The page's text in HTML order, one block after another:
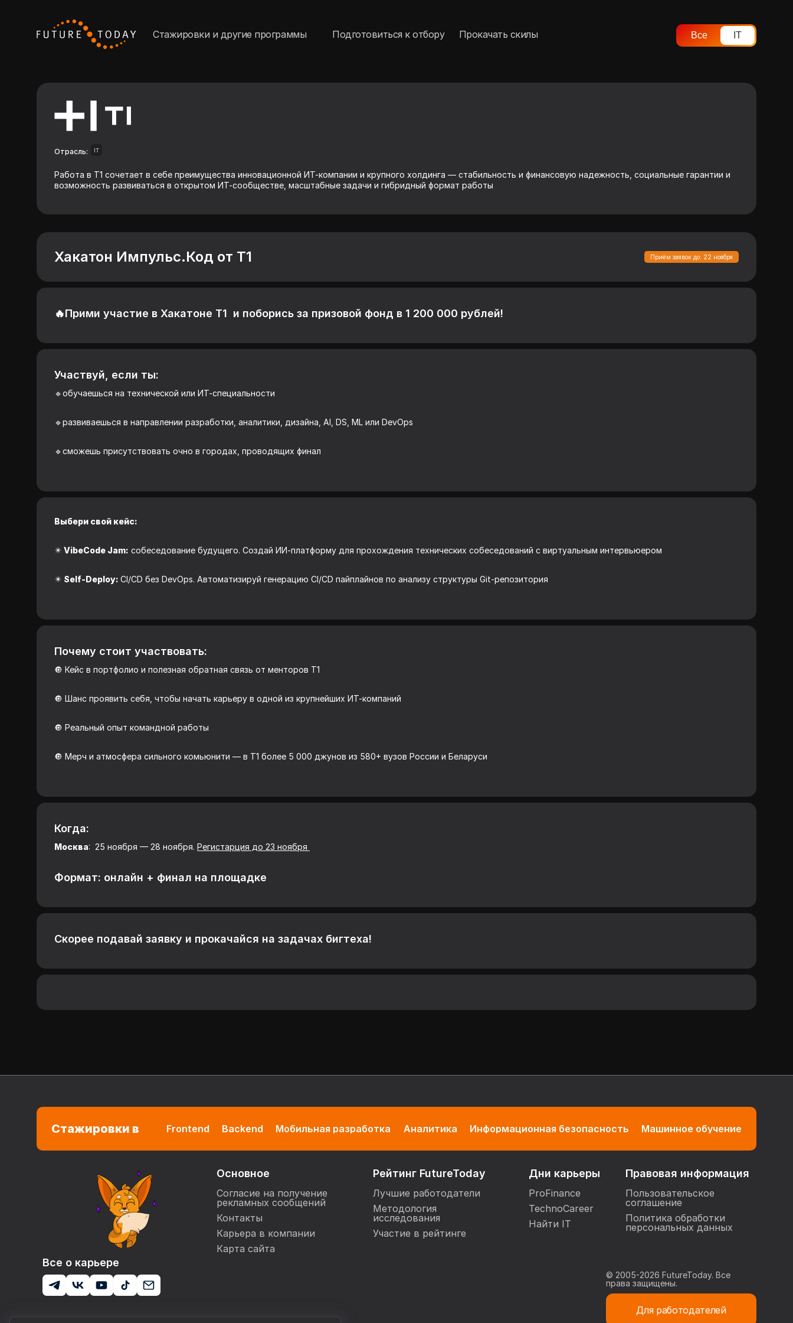
Стажировки и другие программы Подготовиться к отбору Прокачать скилы Все IT
Отрасль: IT
Работа в Т1 сочетает в себе преимущества инновационной ИТ-компании и крупного холдинга — стабильность и финансовую надежность, социальные гарантии и
возможность развиваться в открытом ИТ-сообществе, масштабные задачи и гибридный формат работы
Хакатон Импульс.Код от Т1 Приём заявок до: 22 ноября
🔥Прими участие в Хакатоне Т1 и поборись за призовой фонд в 1 200 000 рублей!
Участвуй, если ты:
🔹обучаешься на технической или ИТ-специальности
🔹развиваешься в направлении разработки, аналитики, дизайна, AI, DS, ML или DevOps
🔹сможешь присутствовать очно в городах, проводящих финал
Выбери свой кейс:
✴️ VibeCode Jam: собеседование будущего. Создай ИИ-платформу для прохождения технических собеседований с виртуальным интервьюером
✴️ Self-Deploy: CI/CD без DevOps. Автоматизируй генерацию CI/CD пайплайнов по анализу структуры Git-репозитория
Почему стоит участвовать:
🔘 Кейс в портфолио и полезная обратная связь от менторов Т1
🔘 Шанс проявить себя, чтобы начать карьеру в одной из крупнейших ИТ-компаний
🔘 Реальный опыт командной работы
🔘 Мерч и атмосфера сильного комьюнити — в Т1 более 5 000 джунов из 580+ вузов России и Беларуси
Когда:
Москва: 25 ноября — 28 ноября. Регистарция до 23 ноября
Формат: онлайн + финал на площадке
Скорее подавай заявку и прокачайся на задачах бигтеха!
Стажировки в Frontend Backend Мобильная разработка Аналитика Информационная безопасность Машинное обучение
Все о карьере
Основное
Согласие на получение
рекламных сообщений
Контакты
Карьера в компании
Карта сайта
Рейтинг FutureToday
Лучшие работодатели
Методология
исследования
Участие в рейтинге
Дни карьеры
ProFinance
TechnoCareer
Найти IT
Правовая информация
Пользовательское
соглашение
Политика обработки
персональных данных
© 2005-2026 FutureToday. Все
права защищены.
Для работодателей